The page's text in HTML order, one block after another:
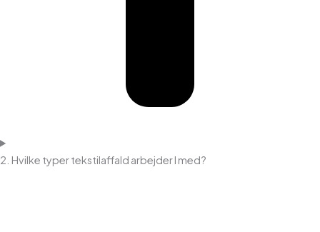
2. Hvilke typer tekstilaffald arbejder I med?